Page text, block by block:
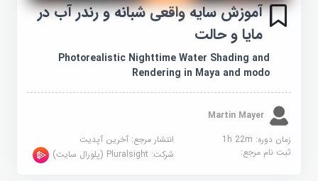
آموزش سایه واقعی شبانه و رندر آب در
مایا و حالت
Photorealistic Nighttime Water Shading and
Rendering in Maya and modo
Martin Mayer
زمان دوره: 1h 22m
انتشار مرجع:آخرین آپدیت
ثبت نام مرجع:
شرکت:Pluralsight (پلورال سایت)